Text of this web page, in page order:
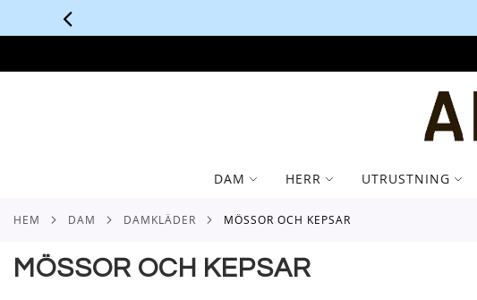
DAM HERR UTRUSTNING
HEM DAM DAMKLÄDER MÖSSOR OCH KEPSAR
MÖSSOR OCH KEPSAR